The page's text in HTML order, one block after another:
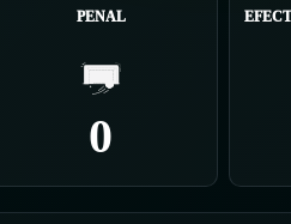
PENAL
0